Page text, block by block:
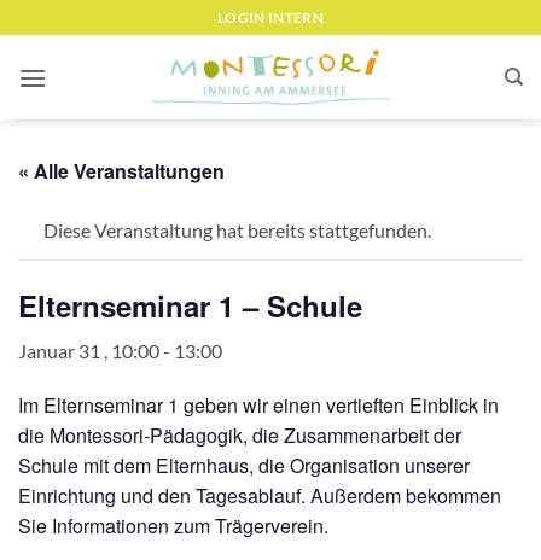
springen
LOGIN INTERN
« Alle Veranstaltungen
Diese Veranstaltung hat bereits stattgefunden.
Elternseminar 1 – Schule
Januar 31 , 10:00- 13:00
Im Elternseminar 1 geben wir einen vertieften Einblick in
die Montessori-Pädagogik, die Zusammenarbeit der
Schule mit dem Elternhaus, die Organisation unserer
Einrichtung und den Tagesablauf. Außerdem bekommen
Sie Informationen zum Trägerverein.